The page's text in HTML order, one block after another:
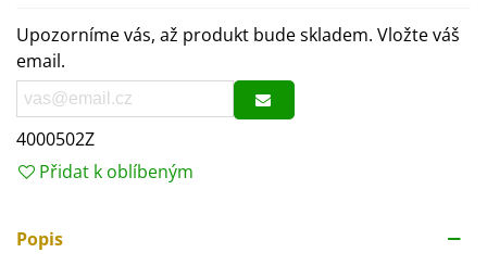
Upozorníme vás, až produkt bude skladem. Vložte váš
email.
4000502Z
Přidat k oblíbeným
Popis